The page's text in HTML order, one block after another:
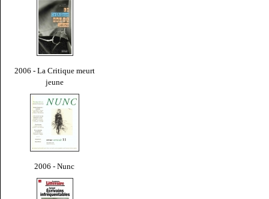
2006 - La Critique meurt
jeune
2006 - Nunc